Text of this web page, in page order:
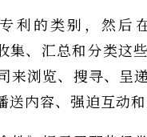
利的类别，然后
集、汇总和分类这
来浏览、搜寻、呈
内容、强迫互动和